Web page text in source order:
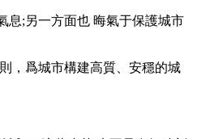
息;另一方面也 晦氣于保護城市
，爲城市構建高質、安穩的城